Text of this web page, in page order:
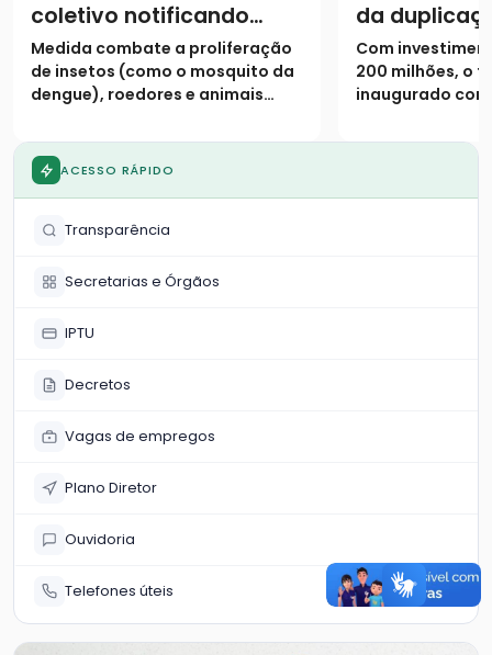
coletivo notificando
proprietários para
limpeza de lotes até 31
de janeiro
Medida combate a proliferação
de insetos (como o mosquito da
dengue), roedores e animais
da
urbano da
Com
200 milhões, o
inaugurado
marginais e 9
ACESSO RÁPIDO
Transparência
Secretarias e Órgãos
IPTU
Decretos
Vagas de empregos
Plano Diretor
Ouvidoria
Telefones úteis